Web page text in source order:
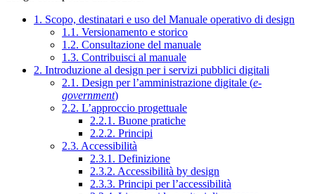
1. Scopo, destinatari e uso del Manuale operativo di design
1.1. Versionamento e storico
1.2. Consultazione del manuale
1.3. Contribuisci al manuale
2. Introduzione al design per i servizi pubblici digitali
2.1. Design per l’amministrazione digitale (e-
government)
2.2. L’approccio progettuale
2.2.1. Buone pratiche
2.2.2. Principi
2.3. Accessibilità
2.3.1. Definizione
2.3.2. Accessibilità by design
2.3.3. Principi per l’accessibilità